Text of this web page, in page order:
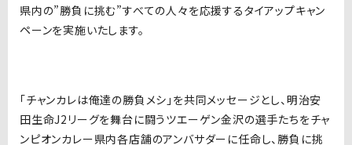
県内の”勝負に挑む”すべての人々を応援するタイアップキャン
ペーンを実施いたします。
「チャンカレは俺達の勝負メシ」を共同メッセージとし、明治安
田生命J2リーグを舞台に闘うツエーゲン金沢の選手たちをチャ
ンピオンカレー県内各店舗のアンバサダーに任命し、勝負に挑